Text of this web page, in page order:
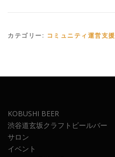
カテゴリー: コミュニティ運営支援
KOBUSHI BEER
渋谷道玄坂クラフトビールバー
サロン
イベント